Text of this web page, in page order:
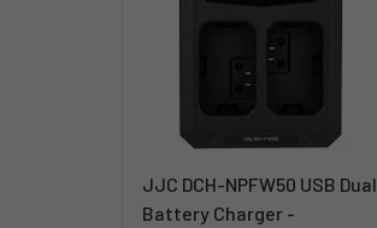
JJC DCH-NPFW50 USB Dual
Battery Charger -